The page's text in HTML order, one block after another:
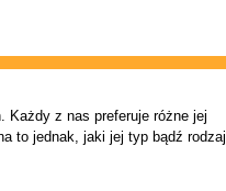
Każdy z nas preferuje różne jej
to jednak, jaki jej typ bądź rodzaj